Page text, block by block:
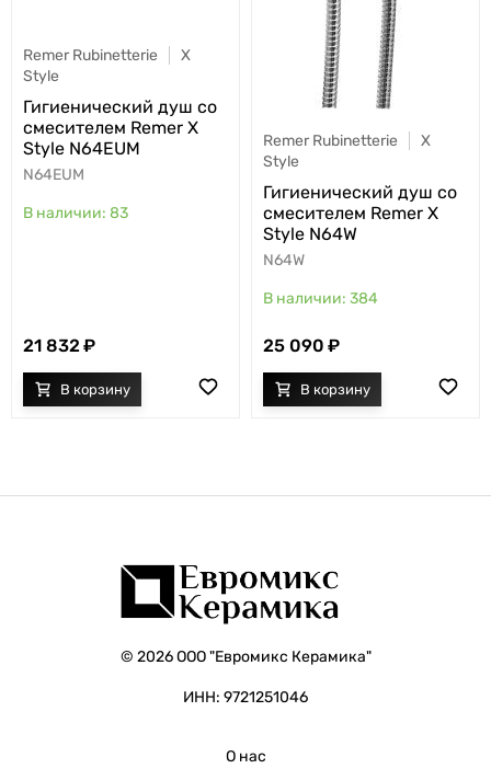
Remer Rubinetterie
X
Style
Гигиенический душ со
смесителем Remer X
Style N64EUM
N64EUM
83
21 832
Remer Rubinetterie
X
Style
Гигиенический душ со
смесителем Remer X
Style N64W
N64W
384
25 090
© 2026 ООО "Евромикс Керамика"
ИНН: 9721251046
О нас